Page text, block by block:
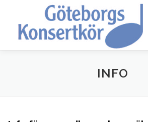
content
OM OSS
INFO